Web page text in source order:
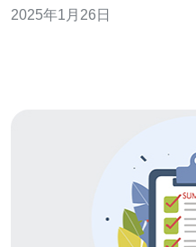
用了先进的网络技术，提供
2025年1月26日